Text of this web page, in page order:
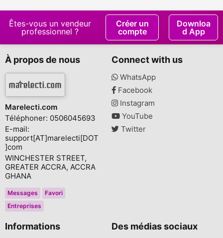
Êtes-vous un vendeur
professionnel ?
Créer un
compte
Downloa
d App
À propos de nous
Marelecti.com
Téléphoner: 0506045693
E-mail:
support[AT]marelecti[DOT
]com
WINCHESTER STREET,
GREATER ACCRA, ACCRA
GHANA
Messages
Favori
Entreprises
Connect with us
WhatsApp
Facebook
Instagram
YouTube
Twitter
Informations Des médias sociaux